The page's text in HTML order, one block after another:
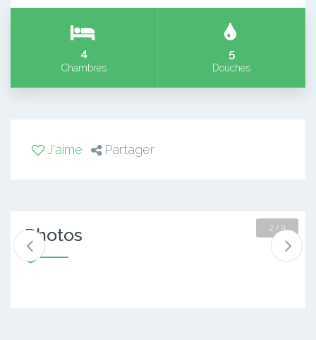
4
Chambres
5
Douches
J'aime Partager
Photos 2 / 9